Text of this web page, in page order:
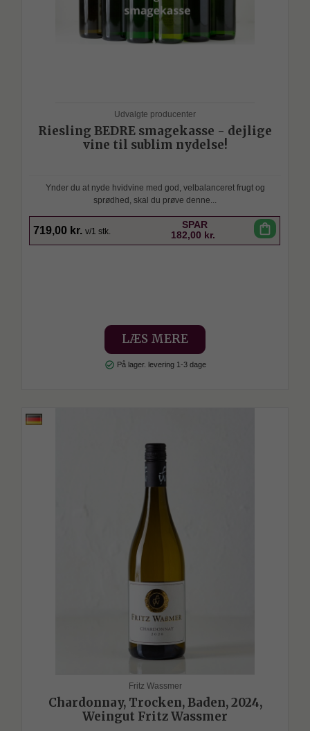
Udvalgte producenter
Riesling BEDRE smagekasse - dejlige
vine til sublim nydelse!
Ynder du at nyde hvidvine med god, velbalanceret frugt og
sprødhed, skal du prøve denne...
719,00 kr. v/1 stk.
SPAR
182,00 kr.
shopping_bag
LÆS MERE
check_circle På lager. levering 1-3 dage
Fritz Wassmer
Chardonnay, Trocken, Baden, 2024,
Weingut Fritz Wassmer